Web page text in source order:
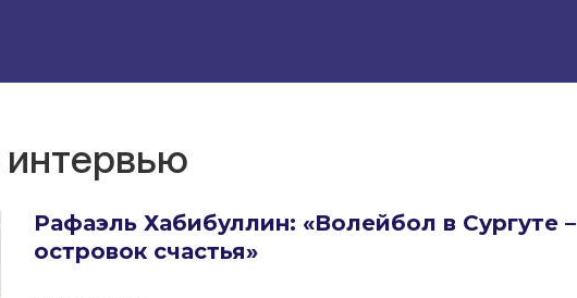
Рафаэль Хабибуллин: «Волейбол в Сургуте –
островок счастья»